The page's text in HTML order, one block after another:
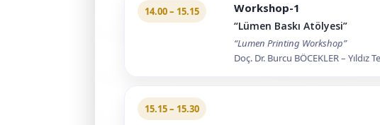
14.00 – 15.15 Workshop-1
“Lümen Baskı Atölyesi”
“Lumen Printing Workshop”
Doç. Dr. Burcu BÖCEKLER –
15.15 – 15.30